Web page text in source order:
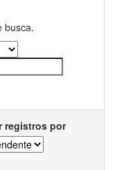
busca.
registros por